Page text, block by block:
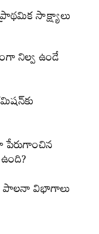
సాక్ష్యాలు
నిల్వ ఉండే
పేరుగాంచిన
పాలనా విభాగాలు